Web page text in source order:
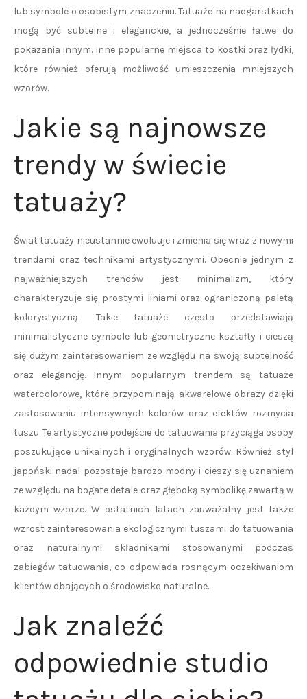
lub symbole o osobistym znaczeniu. Tatuaże na nadgarstkach
mogą być subtelne i eleganckie, a jednocześnie łatwe do
pokazania innym. Inne popularne miejsca to kostki oraz łydki,
które również oferują możliwość umieszczenia mniejszych
wzorów.
Jakie są najnowsze
trendy w świecie
tatuaży?
Świat tatuaży nieustannie ewoluuje i zmienia się wraz z nowymi
trendami oraz technikami artystycznymi. Obecnie jednym z
najważniejszych trendów jest minimalizm, który
charakteryzuje się prostymi liniami oraz ograniczoną paletą
kolorystyczną. Takie tatuaże często przedstawiają
minimalistyczne symbole lub geometryczne kształty i cieszą
się dużym zainteresowaniem ze względu na swoją subtelność
oraz elegancję. Innym popularnym trendem są tatuaże
watercolorowe, które przypominają akwarelowe obrazy dzięki
zastosowaniu intensywnych kolorów oraz efektów rozmycia
tuszu. Te artystyczne podejście do tatuowania przyciąga osoby
poszukujące unikalnych i oryginalnych wzorów. Również styl
japoński nadal pozostaje bardzo modny i cieszy się uznaniem
ze względu na bogate detale oraz głęboką symbolikę zawartą w
każdym wzorze. W ostatnich latach zauważalny jest także
wzrost zainteresowania ekologicznymi tuszami do tatuowania
oraz naturalnymi składnikami stosowanymi podczas
zabiegów tatuowania, co odpowiada rosnącym oczekiwaniom
klientów dbających o środowisko naturalne.
Jak znaleźć
odpowiednie studio